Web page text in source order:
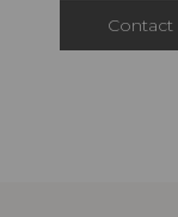
Contact